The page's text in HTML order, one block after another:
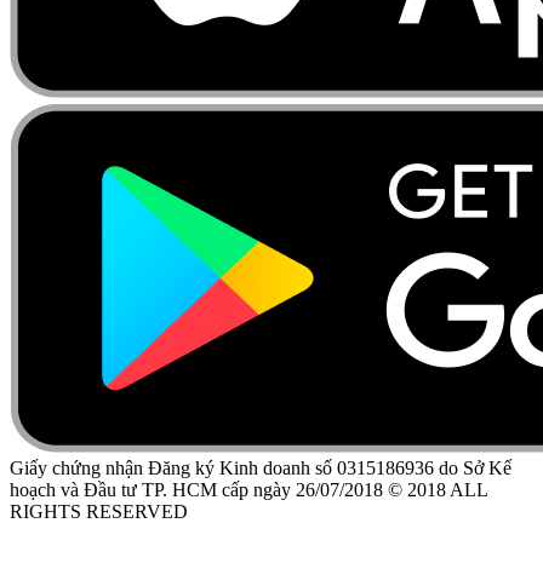
Giấy chứng nhận Đăng ký Kinh doanh số 0315186936 do Sở Kế
hoạch và Đầu tư TP. HCM cấp ngày 26/07/2018 © 2018 ALL
RIGHTS RESERVED